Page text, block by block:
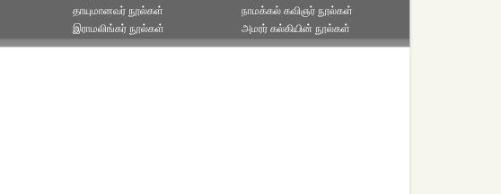
தாயுமானவர் நூல்கள்
இராமலிங்கர் நூல்கள்
நாமக்கல் கவிஞர் நூல்கள்
அமரர் கல்கியின் நூல்கள்